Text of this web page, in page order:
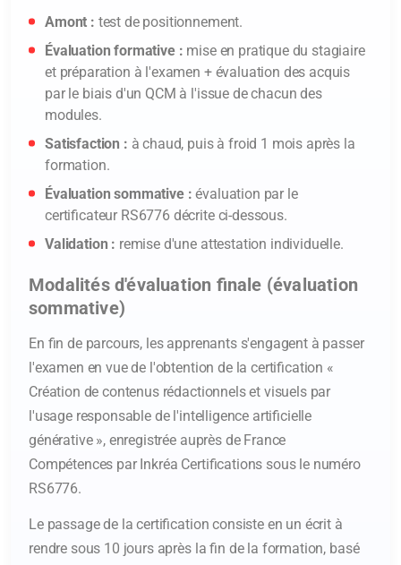
Amont : test de positionnement.
Évaluation formative : mise en pratique du stagiaire
et préparation à l'examen + évaluation des acquis
par le biais d'un QCM à l'issue de chacun des
modules.
Satisfaction : à chaud, puis à froid 1 mois après la
formation.
Évaluation sommative : évaluation par le
certificateur RS6776 décrite ci-dessous.
Validation : remise d'une attestation individuelle.
Modalités d'évaluation finale (évaluation
sommative)
En fin de parcours, les apprenants s'engagent à passer
l'examen en vue de l'obtention de la certification «
Création de contenus rédactionnels et visuels par
l'usage responsable de l'intelligence artificielle
générative », enregistrée auprès de France
Compétences par Inkréa Certifications sous le numéro
RS6776.
Le passage de la certification consiste en un écrit à
rendre sous 10 jours après la fin de la formation, basé